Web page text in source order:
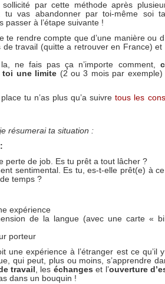
par cette méthode après
tu vas abandonner par toi-même soi
passer à l’étape suivante !
te rendre compte que d’une manière ou
de travail (quitte a retrouver en France)
ne fais pas ça n’importe comment,
toi une limite (2 ou 3 mois par
tu n’as plus qu’a suivretous les
résumerai ta situation :
perte de job. Es tu prêt a tout lâcher ?
sentimental. Es tu, es-t-elle prêt(e) à
temps ?
expérience
de la langue (avec une carte «
porteur
une expérience à l’étranger est ce qu’il
qui peut, plus ou moins, s’apprendre
travail , les échanges et l’ouverture
dans un bouquin !